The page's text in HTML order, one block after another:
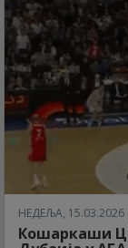
НЕДЕЉА,
Кошаркаши